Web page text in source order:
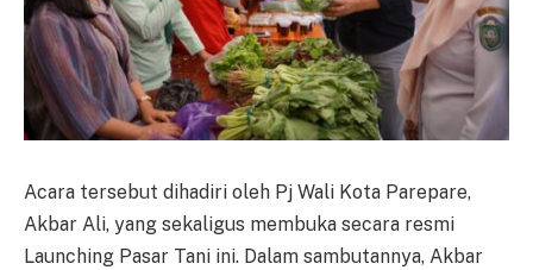
Acara tersebut dihadiri oleh Pj Wali Kota Parepare,
Akbar Ali, yang sekaligus membuka secara resmi
Launching Pasar Tani ini. Dalam sambutannya, Akbar